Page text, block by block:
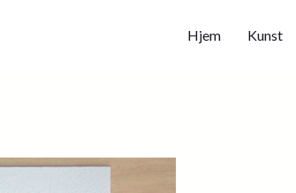
Hjem Kunst